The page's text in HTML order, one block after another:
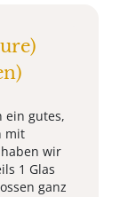
ein gutes,
mit
wir
1 Glas
ganz